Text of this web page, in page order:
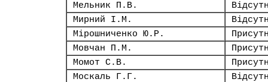
Мельник П.В.
Мирний І.М.
Мірошниченко Ю.Р.
Мовчан П.М.
Момот С.В.
Москаль Г.Г.